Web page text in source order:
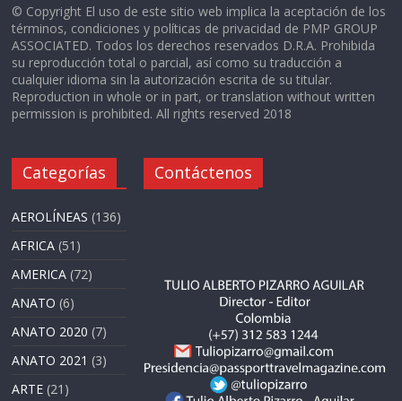
© Copyright El uso de este sitio web implica la aceptación de los
términos, condiciones y políticas de privacidad de PMP GROUP
ASSOCIATED. Todos los derechos reservados D.R.A. Prohibida
su reproducción total o parcial, así como su traducción a
cualquier idioma sin la autorización escrita de su titular.
Reproduction in whole or in part, or translation without written
permission is prohibited. All rights reserved 2018
Categorías
AEROLÍNEAS (136)
AFRICA (51)
AMERICA (72)
ANATO (6)
ANATO 2020 (7)
ANATO 2021 (3)
ARTE (21)
Contáctenos